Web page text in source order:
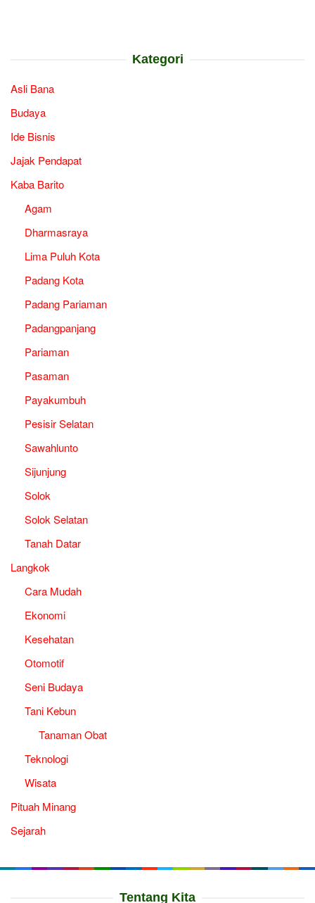
Kategori
Asli Bana
Budaya
Ide Bisnis
Jajak Pendapat
Kaba Barito
Agam
Dharmasraya
Lima Puluh Kota
Padang Kota
Padang Pariaman
Padangpanjang
Pariaman
Pasaman
Payakumbuh
Pesisir Selatan
Sawahlunto
Sijunjung
Solok
Solok Selatan
Tanah Datar
Langkok
Cara Mudah
Ekonomi
Kesehatan
Otomotif
Seni Budaya
Tani Kebun
Tanaman Obat
Teknologi
Wisata
Pituah Minang
Sejarah
Tentang Kita